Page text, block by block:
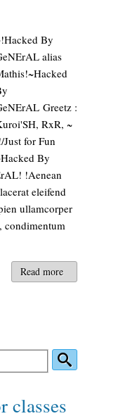
By
alias
Greetz :
RxR, ~
Just for Fun
By
!Aenean
eleifend
ullamcorper
condimentum
Read more
classes